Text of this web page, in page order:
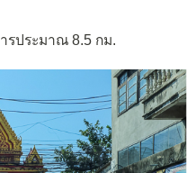
รประมาณ 8.5 กม.